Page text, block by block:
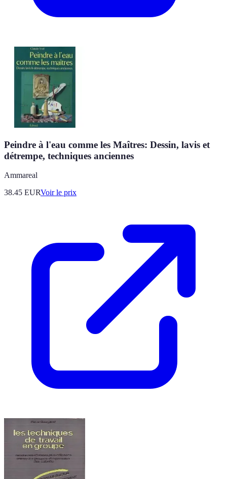
Peindre à l'eau comme les Maîtres: Dessin, lavis et
détrempe, techniques anciennes
Ammareal
38.45 EURVoir le prix